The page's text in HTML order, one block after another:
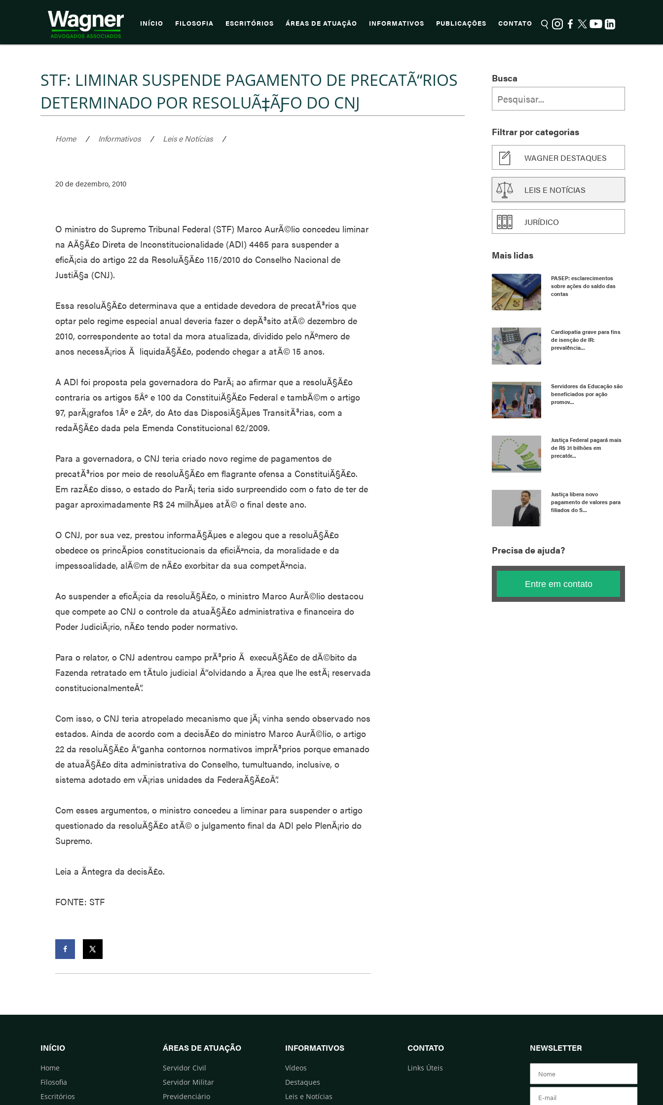
INÍCIO FILOSOFIA ESCRITÓRIOS ÁREAS DE ATUAÇÃO INFORMATIVOS PUBLICAÇÕES CONTATO
STF: LIMINAR SUSPENDE PAGAMENTO DE PRECATÃ“RIOS
DETERMINADO POR RESOLUÃ‡ÃƑO DO CNJ
Home / Informativos / Leis e Notícias /
20 de dezembro, 2010
O ministro do Supremo Tribunal Federal (STF) Marco AurÃ©lio concedeu liminar
na AÃ§Ã£o Direta de Inconstitucionalidade (ADI) 4465 para suspender a
eficÃ¡cia do artigo 22 da ResoluÃ§Ã£o 115/2010 do Conselho Nacional de
JustiÃ§a (CNJ).
Essa resoluÃ§Ã£o determinava que a entidade devedora de precatÃ³rios que
optar pelo regime especial anual deveria fazer o depÃ³sito atÃ© dezembro de
2010, correspondente ao total da mora atualizada, dividido pelo nÃºmero de
anos necessÃ¡rios Ã liquidaÃ§Ã£o, podendo chegar a atÃ© 15 anos.
A ADI foi proposta pela governadora do ParÃ¡ ao afirmar que a resoluÃ§Ã£o
contraria os artigos 5Âº e 100 da ConstituiÃ§Ã£o Federal e tambÃ©m o artigo
97, parÃ¡grafos 1Âº e 2Âº, do Ato das DisposiÃ§Ãµes TransitÃ³rias, com a
redaÃ§Ã£o dada pela Emenda Constitucional 62/2009.
Para a governadora, o CNJ teria criado novo regime de pagamentos de
precatÃ³rios por meio de resoluÃ§Ã£o em flagrante ofensa a ConstituiÃ§Ã£o.
Em razÃ£o disso, o estado do ParÃ¡ teria sido surpreendido com o fato de ter de
pagar aproximadamente R$ 24 milhÃµes atÃ© o final deste ano.
O CNJ, por sua vez, prestou informaÃ§Ãµes e alegou que a resoluÃ§Ã£o
obedece os princÃ­pios constitucionais da eficiÃªncia, da moralidade e da
impessoalidade, alÃ©m de nÃ£o exorbitar da sua competÃªncia.
Ao suspender a eficÃ¡cia da resoluÃ§Ã£o, o ministro Marco AurÃ©lio destacou
que compete ao CNJ o controle da atuaÃ§Ã£o administrativa e financeira do
Poder JudiciÃ¡rio, nÃ£o tendo poder normativo.
Para o relator, o CNJ adentrou campo prÃ³prio Ã execuÃ§Ã£o de dÃ©bito da
Fazenda retratado em tÃ­tulo judicial Â“olvidando a Ã¡rea que lhe estÃ¡ reservada
constitucionalmenteÂ”.
Com isso, o CNJ teria atropelado mecanismo que jÃ¡ vinha sendo observado nos
estados. Ainda de acordo com a decisÃ£o do ministro Marco AurÃ©lio, o artigo
22 da resoluÃ§Ã£o Â“ganha contornos normativos imprÃ³prios porque emanado
de atuaÃ§Ã£o dita administrativa do Conselho, tumultuando, inclusive, o
sistema adotado em vÃ¡rias unidades da FederaÃ§Ã£oÂ”.
Com esses argumentos, o ministro concedeu a liminar para suspender o artigo
questionado da resoluÃ§Ã£o atÃ© o julgamento final da ADI pelo PlenÃ¡rio do
Supremo.
Leia a Ã­ntegra da decisÃ£o.
FONTE: STF
Busca
Filtrar por categorias
WAGNER DESTAQUES
LEIS E NOTÍCIAS
JURÍDICO
Mais lidas
PASEP: esclarecimentos
sobre ações do saldo das
contas
Cardiopatia grave para fins
de isenção de IR:
prevalência...
Servidores da Educação são
beneficiados por ação
promov...
Justiça Federal pagará mais
de R$ 31 bilhões em
precatór...
Justiça libera novo
pagamento de valores para
filiados do S...
Precisa de ajuda?
Entre em contato
INÍCIO
Home
Filosofia
Escritórios
ÁREAS DE ATUAÇÃO
Servidor Civil
Servidor Militar
Previdenciário
INFORMATIVOS
Vídeos
Destaques
Leis e Notícias
CONTATO
Links Úteis
NEWSLETTER